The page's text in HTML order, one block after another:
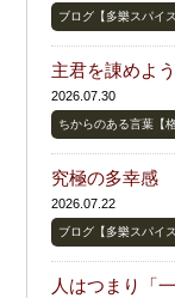
ブログ【多樂スパイス
主君を諌めよ
2026.07.30
ちからのある言葉【
究極の多幸感
2026.07.22
ブログ【多樂スパイス
人はつまり「